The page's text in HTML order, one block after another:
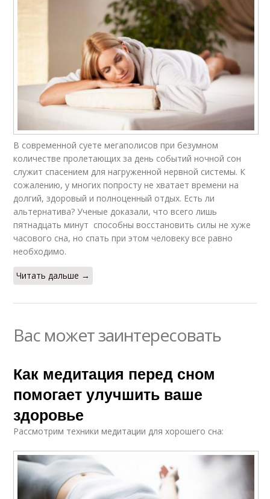
В современной суете мегаполисов при безумном
количестве пролетающих за день событий ночной сон
служит спасением для нагруженной нервной системы. К
сожалению, у многих попросту не хватает времени на
долгий, здоровый и полноценный отдых. Есть ли
альтернатива? Ученые доказали, что всего лишь
пятнадцать минут способны восстановить силы не хуже
часового сна, но спать при этом человеку все равно
необходимо.
Читать дальше →
Вас может заинтересовать
Как медитация перед сном
помогает улучшить ваше
здоровье
Рассмотрим техники медитации для хорошего сна: